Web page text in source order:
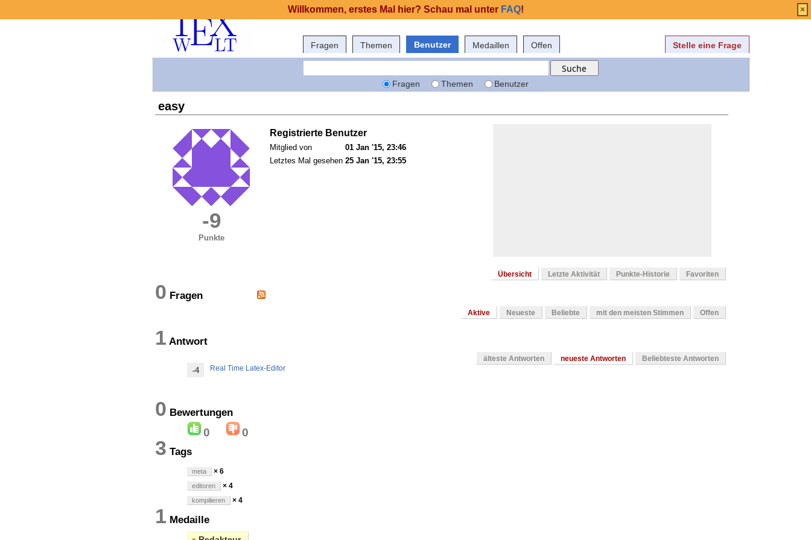
Fragen Themen Benutzer Medaillen Offen Stelle eine Frage
Fragen Themen Benutzer
easy
-9
Punkte
Registrierte Benutzer
Mitglied von
01 Jan '15, 23:46
Letztes Mal gesehen 25 Jan '15, 23:55
Übersicht Letzte Aktivität Punkte-Historie Favoriten
0 Fragen
Aktive Neueste Beliebte mit den meisten Stimmen Offen
1 Antwort
älteste Antworten neueste Antworten Beliebteste Antworten
-4 Real Time Latex-Editor
0 Bewertungen
0 0
3 Tags
meta × 6
editoren × 4
kompilieren × 4
1 Medaille
Willkommen, erstes Mal hier? Schau mal unter FAQ! ×